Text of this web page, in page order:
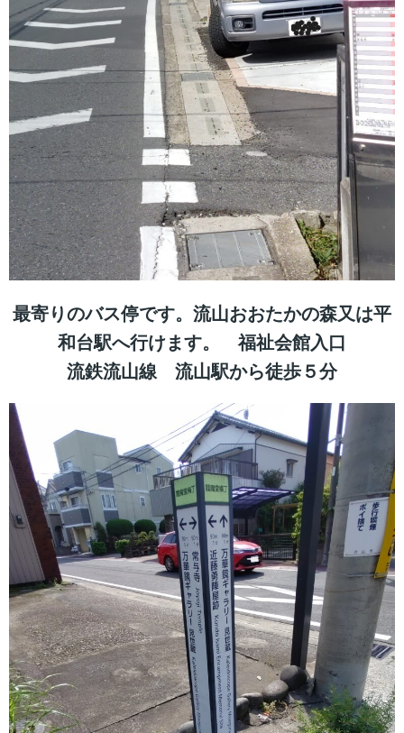
最寄りのバス停です。流山おおたかの森又は平
和台駅へ行けます。 福祉会館入口
流鉄流山線 流山駅から徒歩５分